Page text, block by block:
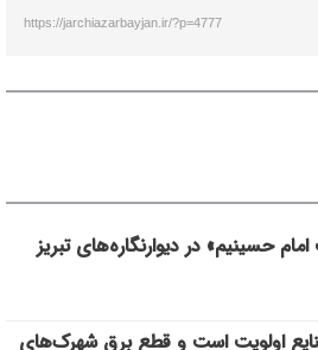
https://jarchiazarbayjan.ir/?p=4777
حسینیم» در دیوارنگاره‌های تبریز
اولویت است و قطع برق شهرک‌های